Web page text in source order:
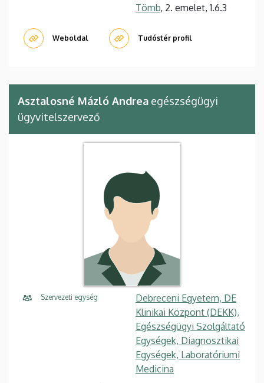
Tömb, 2. emelet, 1.6.3
Weboldal Tudóstér profil
Asztalosné Mázló Andrea egészségügyi
ügyvitelszervező
Szervezeti egység
Debreceni Egyetem, DE
Klinikai Központ (DEKK),
Egészségügyi Szolgáltató
Egységek, Diagnosztikai
Egységek, Laboratóriumi
Medicina